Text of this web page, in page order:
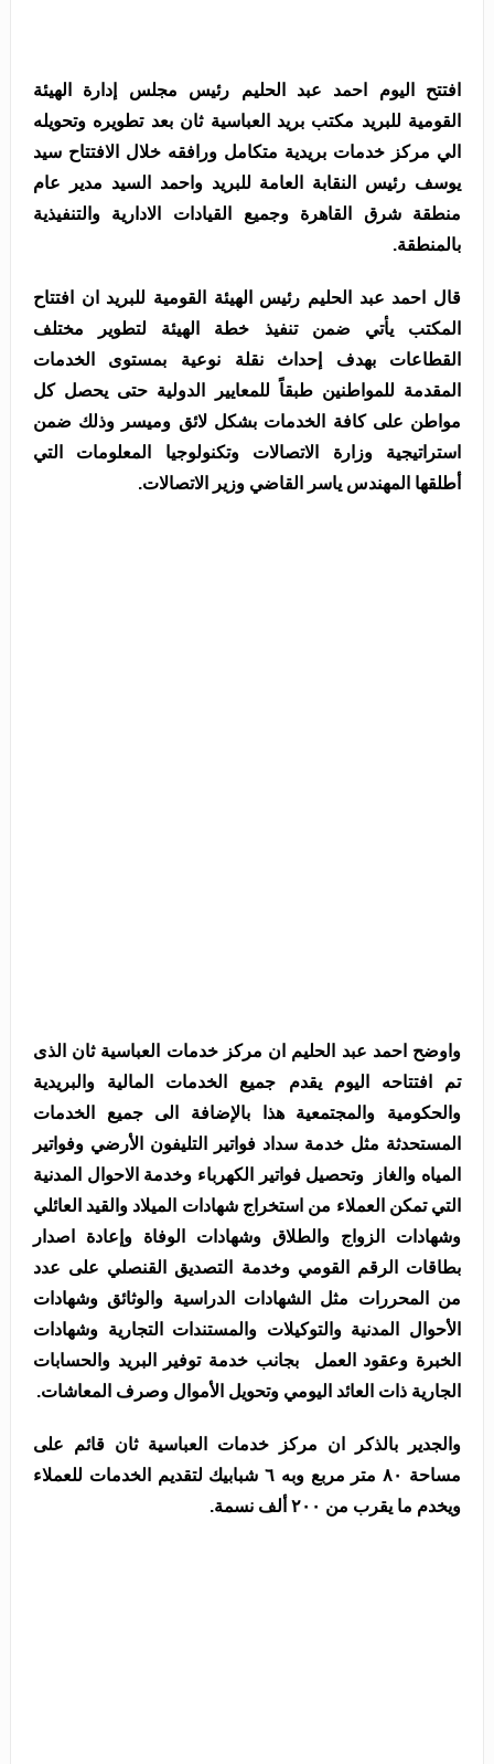
افتتح اليوم احمد عبد الحليم رئيس مجلس إدارة الهيئة
القومية للبريد مكتب بريد العباسية ثان بعد تطويره وتحويله
الي مركز خدمات بريدية متكامل ورافقه خلال الافتتاح سيد
يوسف رئيس النقابة العامة للبريد واحمد
السيد مدير عام
منطقة شرق القاهرة وجميع القيادات الادارية والتنفيذية
بالمنطقة.
قال احمد عبد الحليم رئيس الهيئة القومية للبريد ان افتتاح
المكتب يأتي ضمن تنفيذ خطة الهيئة لتطوير مختلف
القطاعات بهدف إحداث نقلة نوعية بمستوى الخدمات
المقدمة للمواطنين طبقاً للمعايير الدولية حتى يحصل كل
مواطن على كافة الخدمات بشكل لائق وميسر وذلك ضمن
استراتيجية وزارة الاتصالات وتكنولوجيا المعلومات التي
أطلقها المهندس ياسر القاضي وزير الاتصالات.
واوضح احمد عبد الحليم ان مركز خدمات العباسية ثان الذى
تم افتتاحه اليوم يقدم جميع الخدمات المالية والبريدية
والحكومية والمجتمعية هذا بالإضافة الى جميع الخدمات
المستحدثة مثل خدمة سداد فواتير التليفون الأرضي وفواتير
المياه والغاز وتحصيل فواتير الكهرباء وخدمة الاحوال المدنية
التي تمكن العملاء من استخراج شهادات الميلاد والقيد العائلي
وشهادات الزواج والطلاق وشهادات الوفاة وإعادة اصدار
بطاقات الرقم القومي وخدمة التصديق القنصلي على عدد
من المحررات مثل الشهادات الدراسية والوثائق وشهادات
الأحوال المدنية والتوكيلات والمستندات التجارية وشهادات
الخبرة وعقود العمل بجانب خدمة توفير البريد والحسابات
الجارية ذات العائد اليومي وتحويل الأموال وصرف المعاشات.
والجدير بالذكر ان مركز خدمات العباسية ثان قائم على
مساحة ٨٠ متر مربع وبه ٦
شبابيك لتقديم الخدمات للعملاء
ويخدم ما يقرب من ٢٠٠ ألف نسمة
.